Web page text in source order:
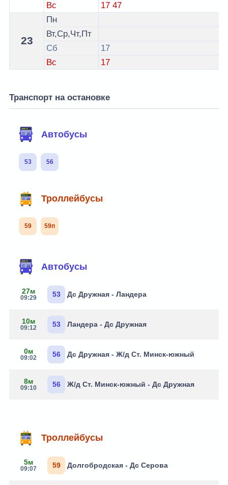
Вс 17 47
23
Пн
Вт,Ср,Чт,Пт
Сб
17
Вс
17
Транспорт на остановке
Автобусы
53 56
Троллейбусы
59 59п
Автобусы
27м
09:29 53 Дс Дружная - Ландера
10м
09:12 53 Ландера - Дс Дружная
0м
09:02 56 Дс Дружная - Ж/д Ст. Минск-южный
8м
09:10 56 Ж/д Ст. Минск-южный - Дс Дружная
Троллейбусы
5м
09:07 59 Долгобродская - Дс Серова